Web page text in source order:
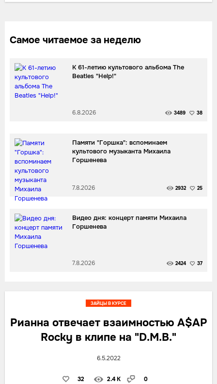
Самое читаемое за неделю
К 61-летию культового альбома The
Beatles "Help!"
6.8.2026 3489 38
Памяти "Горшка": вспоминаем
культового музыканта Михаила
Горшенева
7.8.2026 2932 25
Видео дня: концерт памяти Михаила
Горшенева
7.8.2026 2424 37
Рианна отвечает взаимностью A$AP
Rocky в клипе на "D.M.B."
6.5.2022
32 2.4 K 0
ЗАЙЦЫ В КУРСЕ